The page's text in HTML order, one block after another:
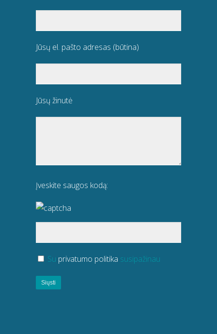
Jūsų el. pašto adresas (būtina)
Jūsų žinutė
Įveskite saugos kodą:
Su privatumo politika susipažinau